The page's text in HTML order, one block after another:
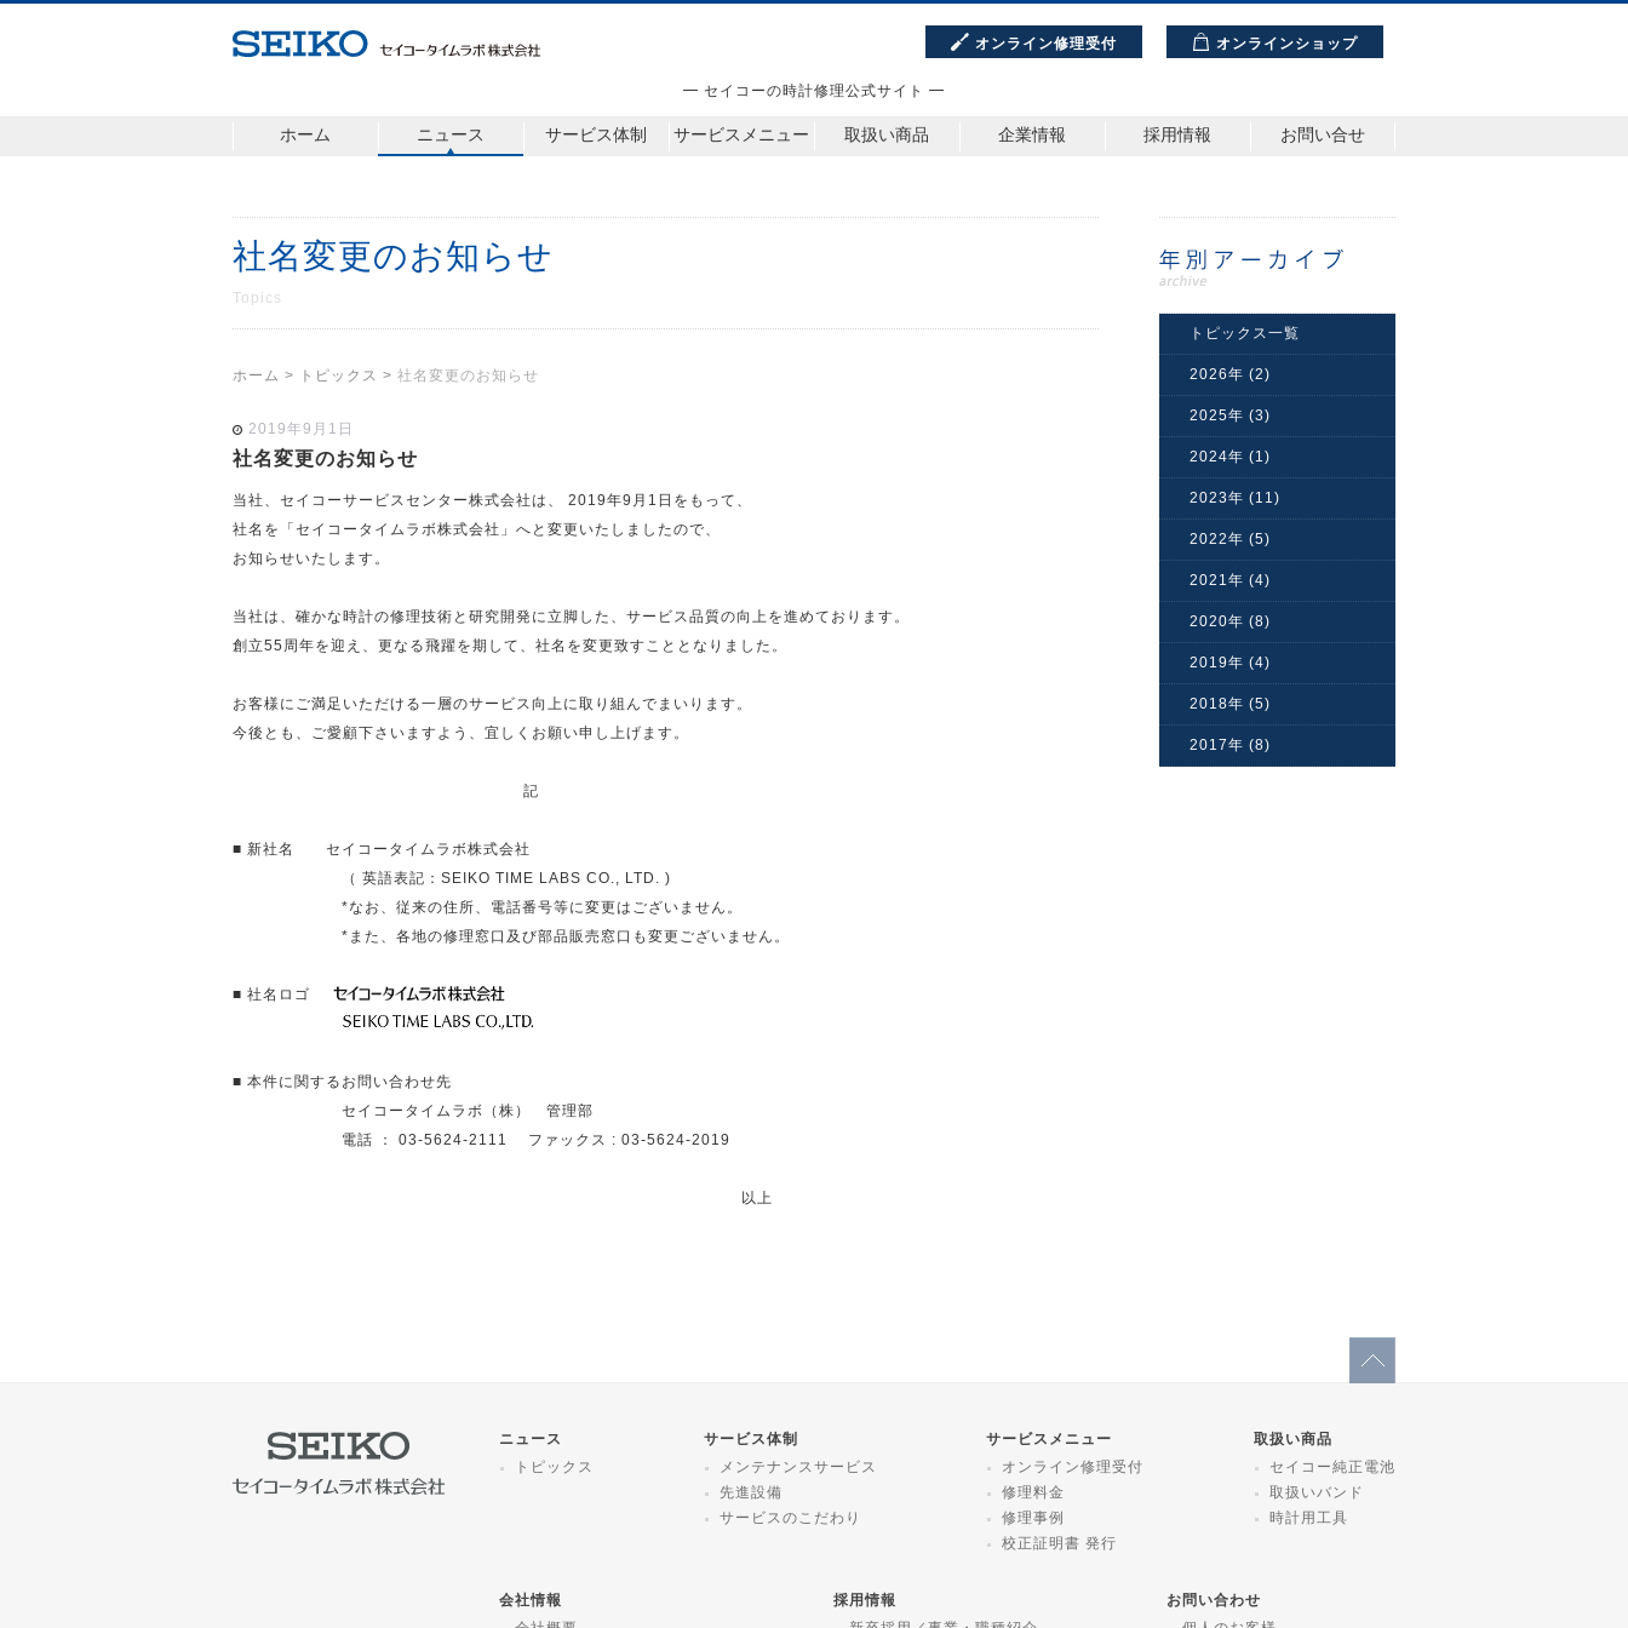
オンライン修理受付 オンラインショップ
━ セイコーの時計修理公式サイト ━
ホーム ニュース サービス体制 サービスメニュー 取扱い商品 企業情報 採用情報 お問い合せ
社名変更のお知らせ
Topics
ホーム > トピックス > 社名変更のお知らせ
2019年9月1日
社名変更のお知らせ
当社、セイコーサービスセンター株式会社は、 2019年9月1日をもって、
社名を「セイコータイムラボ株式会社」へと変更いたしましたので、
お知らせいたします。
当社は、確かな時計の修理技術と研究開発に立脚した、サービス品質の向上を進めております。
創立55周年を迎え、更なる飛躍を期して、社名を変更致すこととなりました。
お客様にご満足いただける一層のサービス向上に取り組んでまいります。
今後とも、ご愛顧下さいますよう、宜しくお願い申し上げます。
記
■ 新社名 セイコータイムラボ株式会社
（ 英語表記：SEIKO TIME LABS CO., LTD. )
*なお、従来の住所、電話番号等に変更はございません。
*また、各地の修理窓口及び部品販売窓口も変更ございません。
■ 社名ロゴ
■ 本件に関するお問い合わせ先
セイコータイムラボ（株） 管理部
電話 ： 03-5624-2111 ファックス : 03-5624-2019
以上
トピックス一覧
2026年 (2)
2025年 (3)
2024年 (1)
2023年 (11)
2022年 (5)
2021年 (4)
2020年 (8)
2019年 (4)
2018年 (5)
2017年 (8)
ニュース
トピックス
サービス体制
メンテナンスサービス
先進設備
サービスのこだわり
サービスメニュー
オンライン修理受付
修理料金
修理事例
校正証明書 発行
取扱い商品
セイコー純正電池
取扱いバンド
時計用工具
会社情報
採用情報
お問い合わせ